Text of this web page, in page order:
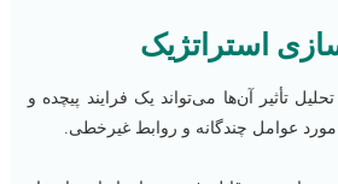
استراتژیک
تأثیر آن‌ها می‌تواند یک فرایند پیچده و
عوامل چندگانه و روابط غیرخطی.